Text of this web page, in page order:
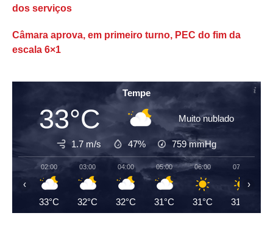
dos serviços
Câmara aprova, em primeiro turno, PEC do fim da
escala 6×1
Tempe
33°C Muito nublado
1.7 m/s 47% 759mmHg
02:00
33°C
03:00
32°C
04:00
32°C
05:00
31°C
06:00
31°C
07:00
31°C
‹ ›